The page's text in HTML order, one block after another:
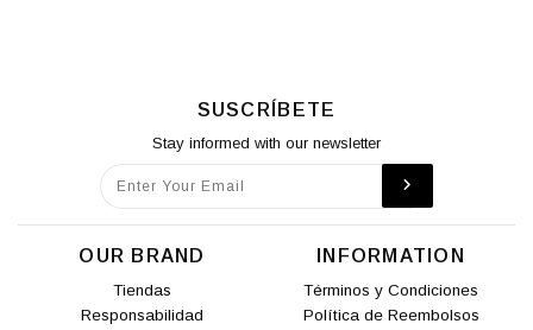
SUSCRÍBETE
Stay informed with our newsletter
OUR BRAND
Tiendas
Responsabilidad
INFORMATION
Términos y Condiciones
Política de Reembolsos